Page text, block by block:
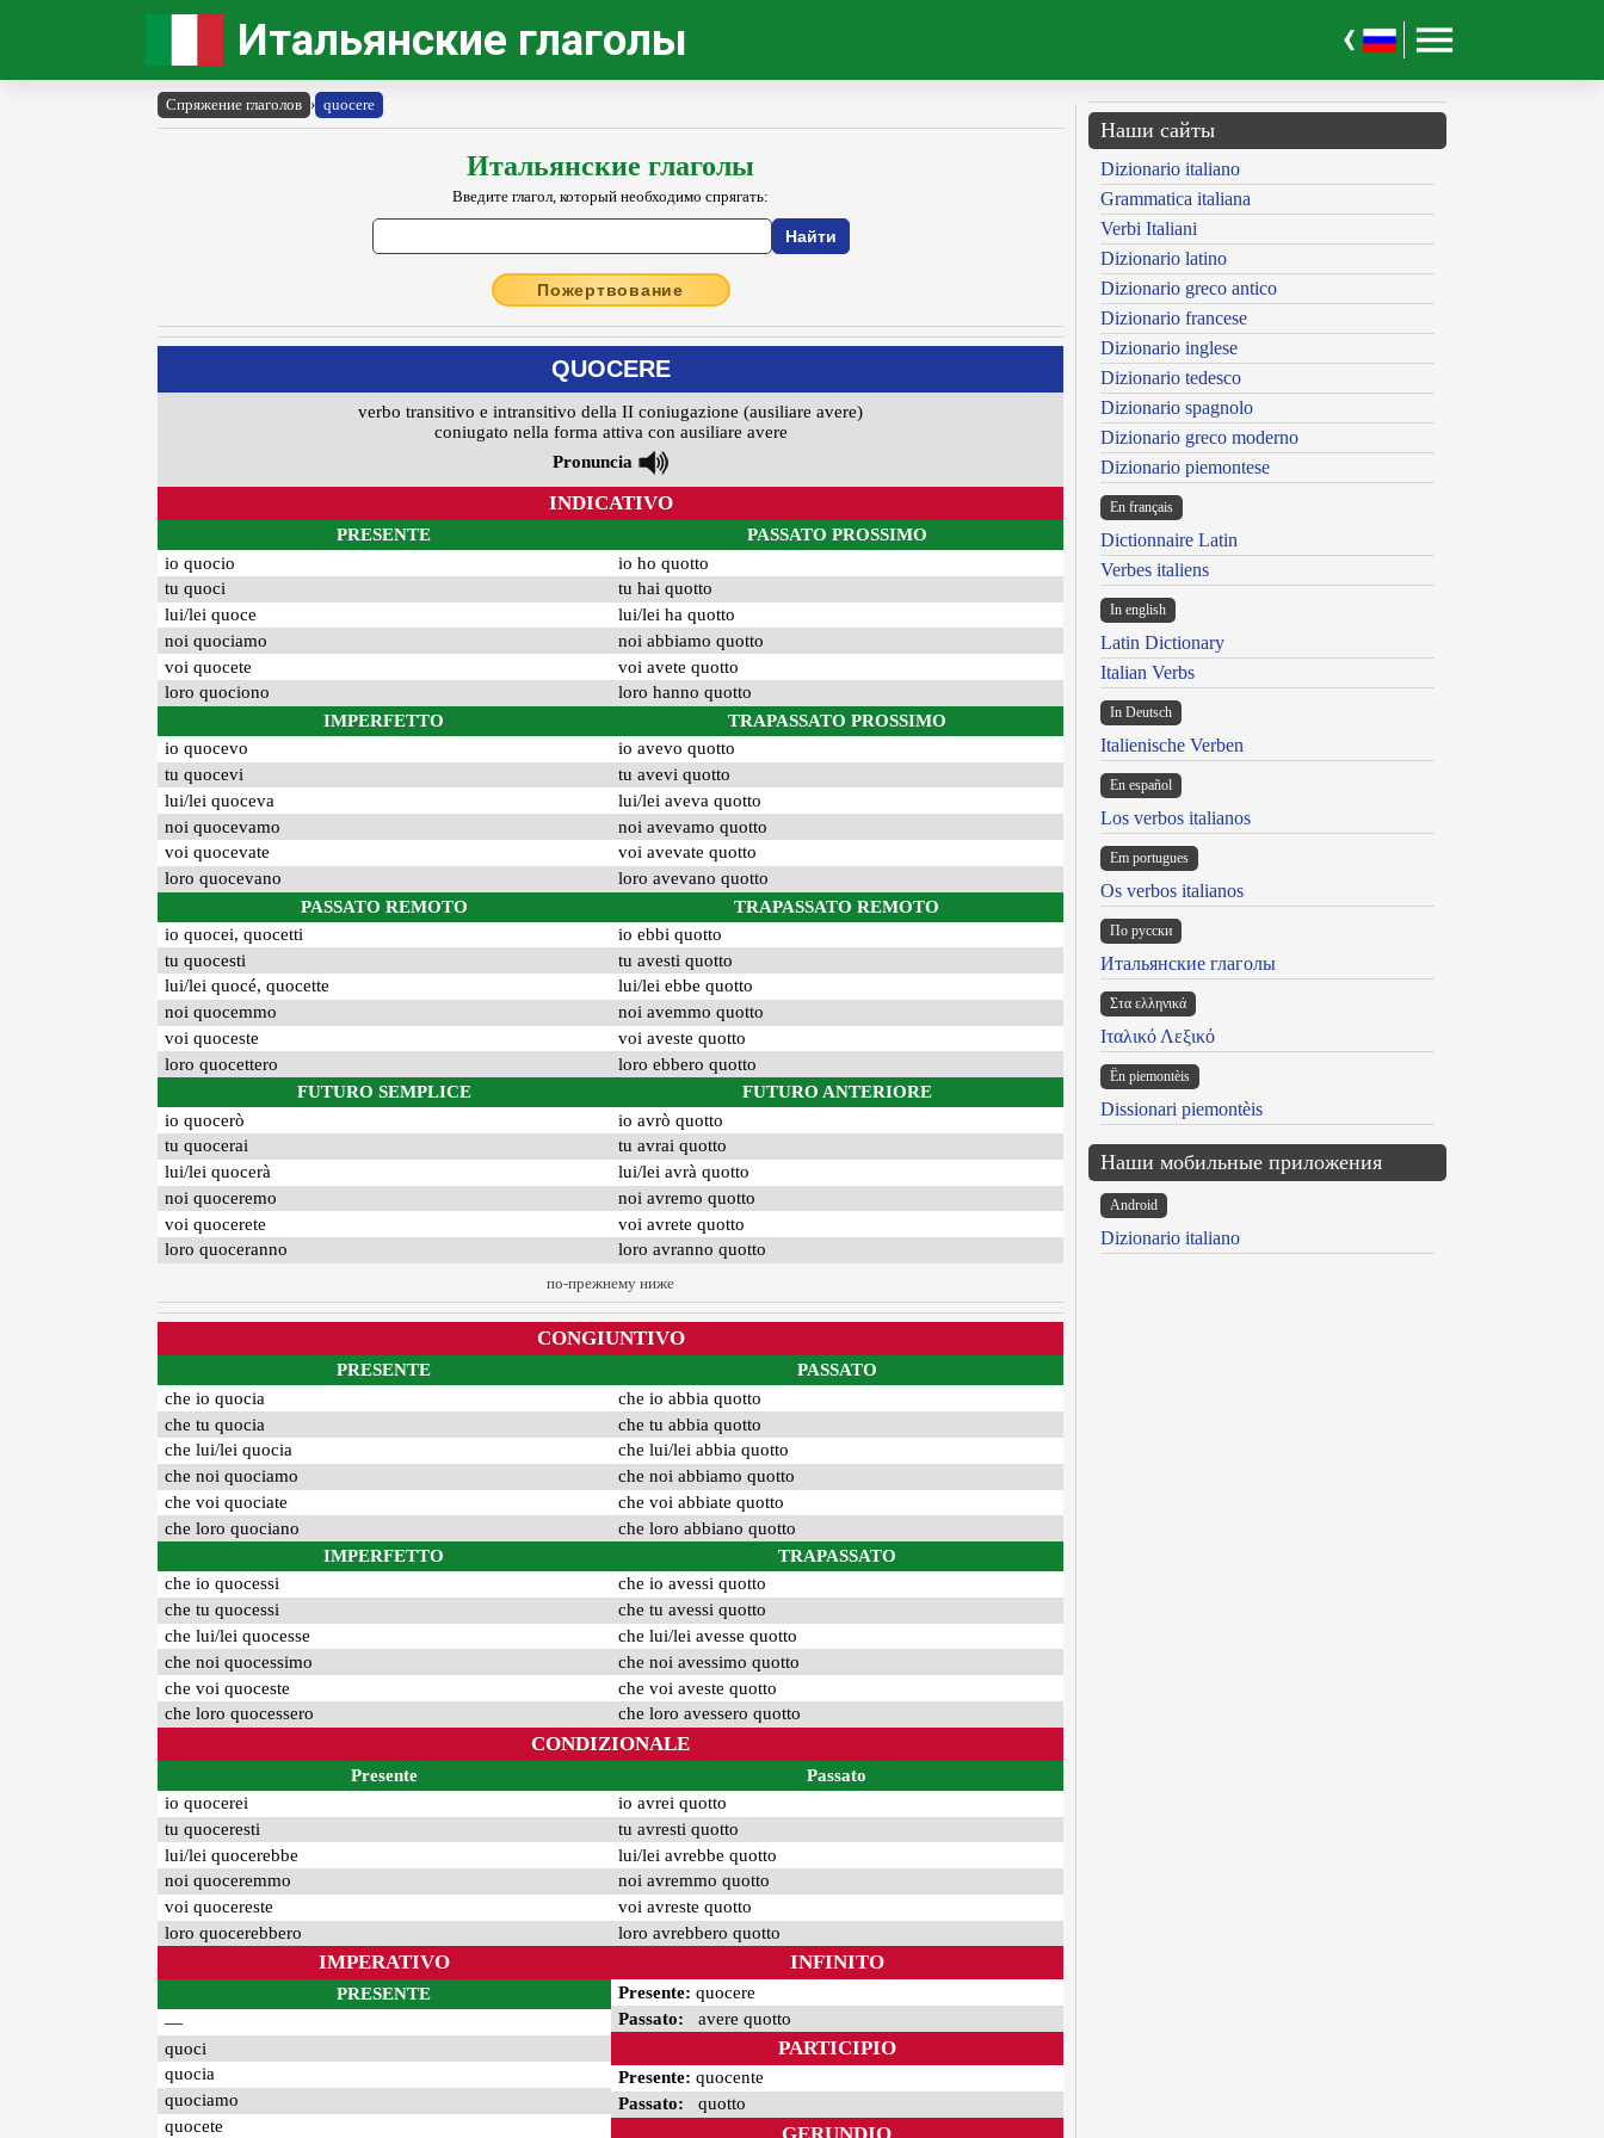
Итальянские глаголы
Спряжение глаголов › quocere
Итальянские глаголы
Введите глагол, который необходимо спрягать:
Пожертвование
QUOCERE
verbo transitivo e intransitivo della II coniugazione (ausiliare avere)
coniugato nella forma attiva con ausiliare avere
Pronuncia
INDICATIVO
PRESENTE
io quocio
tu quoci
lui/lei quoce
noi quociamo
voi quocete
loro quociono
IMPERFETTO
io quocevo
tu quocevi
lui/lei quoceva
noi quocevamo
voi quocevate
loro quocevano
PASSATO REMOTO
io quocei, quocetti
tu quocesti
lui/lei quocé, quocette
noi quocemmo
voi quoceste
loro quocettero
FUTURO SEMPLICE
io quocerò
tu quocerai
lui/lei quocerà
noi quoceremo
voi quocerete
loro quoceranno
PASSATO PROSSIMO
io ho quotto
tu hai quotto
lui/lei ha quotto
noi abbiamo quotto
voi avete quotto
loro hanno quotto
TRAPASSATO PROSSIMO
io avevo quotto
tu avevi quotto
lui/lei aveva quotto
noi avevamo quotto
voi avevate quotto
loro avevano quotto
TRAPASSATO REMOTO
io ebbi quotto
tu avesti quotto
lui/lei ebbe quotto
noi avemmo quotto
voi aveste quotto
loro ebbero quotto
FUTURO ANTERIORE
io avrò quotto
tu avrai quotto
lui/lei avrà quotto
noi avremo quotto
voi avrete quotto
loro avranno quotto
по-прежнему ниже
CONGIUNTIVO
PRESENTE
che io quocia
che tu quocia
che lui/lei quocia
che noi quociamo
che voi quociate
che loro quociano
IMPERFETTO
che io quocessi
che tu quocessi
che lui/lei quocesse
che noi quocessimo
che voi quoceste
che loro quocessero
PASSATO
che io abbia quotto
che tu abbia quotto
che lui/lei abbia quotto
che noi abbiamo quotto
che voi abbiate quotto
che loro abbiano quotto
TRAPASSATO
che io avessi quotto
che tu avessi quotto
che lui/lei avesse quotto
che noi avessimo quotto
che voi aveste quotto
che loro avessero quotto
CONDIZIONALE
Presente
io quocerei
tu quoceresti
lui/lei quocerebbe
noi quoceremmo
voi quocereste
loro quocerebbero
Passato
io avrei quotto
tu avresti quotto
lui/lei avrebbe quotto
noi avremmo quotto
voi avreste quotto
loro avrebbero quotto
IMPERATIVO
PRESENTE
—
quoci
quocia
quociamo
quocete
INFINITO
Presente: quocere
Passato: avere quotto
PARTICIPIO
Presente: quocente
Passato: quotto
GERUNDIO
Наши сайты
Dizionario italiano
Grammatica italiana
Verbi Italiani
Dizionario latino
Dizionario greco antico
Dizionario francese
Dizionario inglese
Dizionario tedesco
Dizionario spagnolo
Dizionario greco moderno
Dizionario piemontese
En français
Dictionnaire Latin
Verbes italiens
In english
Latin Dictionary
Italian Verbs
In Deutsch
Italienische Verben
En español
Los verbos italianos
Em portugues
Os verbos italianos
По русски
Итальянские глаголы
Στα ελληνικά
Ιταλικό Λεξικό
Ën piemontèis
Dissionari piemontèis
Наши мобильные приложения
Android
Dizionario italiano